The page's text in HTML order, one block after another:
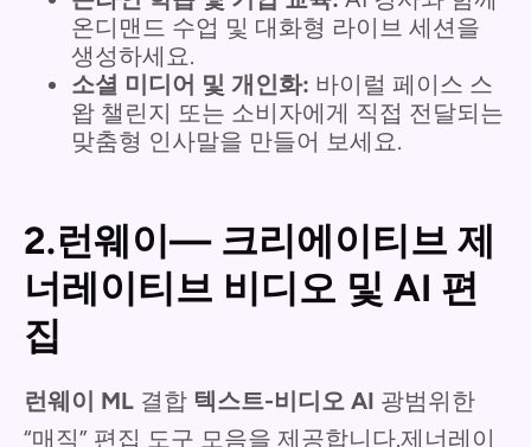
온디맨드 수업 및 대화형 라이브 세션을
생성하세요.
소셜 미디어 및 개인화: 바이럴 페이스 스
왑 챌린지 또는 소비자에게 직접 전달되는
맞춤형 인사말을 만들어 보세요.
2.런웨이— 크리에이티브 제
너레이티브 비디오 및 AI 편
집
런웨이 ML 결합 텍스트-비디오 AI 광범위한
“매직” 편집 도구 모음을 제공합니다.제너레이